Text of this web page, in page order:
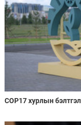
COP17 хурлын